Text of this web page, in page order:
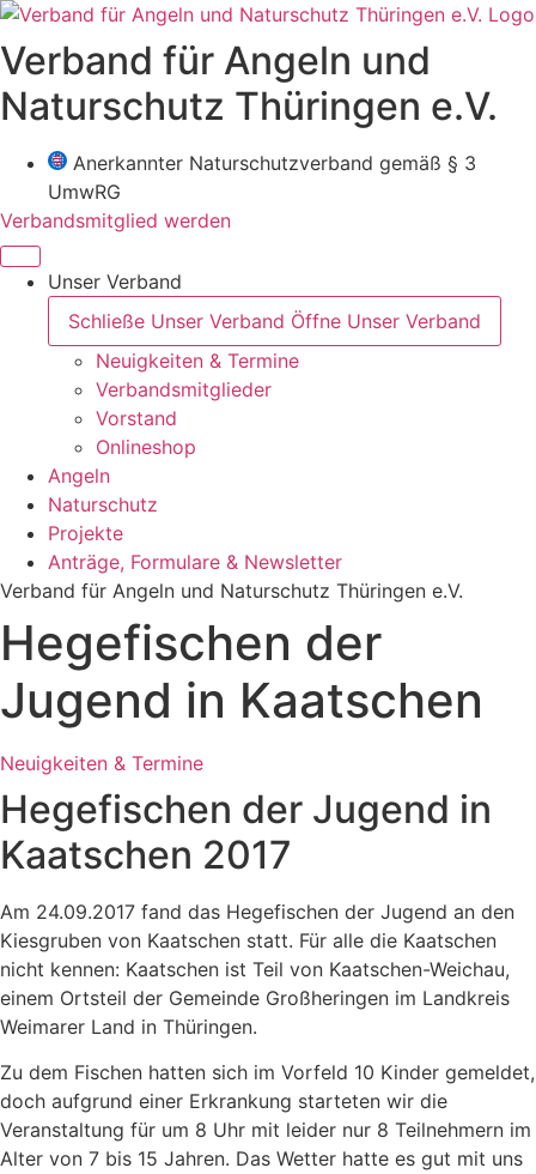
Zum
Inhalt
wechseln
Verband für Angeln und
Naturschutz Thüringen e.V.
Anerkannter Naturschutzverband gemäß § 3
UmwRG
Verbandsmitglied werden
Unser Verband
Schließe Unser Verband Öffne Unser Verband
Neuigkeiten & Termine
Verbandsmitglieder
Vorstand
Onlineshop
Angeln
Naturschutz
Projekte
Anträge, Formulare & Newsletter
Verband für Angeln und Naturschutz Thüringen e.V.
Hegefischen der
Jugend in Kaatschen
Neuigkeiten & Termine
Hegefischen der Jugend in
Kaatschen 2017
Am 24.09.2017 fand das Hegefischen der Jugend an den
Kiesgruben von Kaatschen statt. Für alle die Kaatschen
nicht kennen: Kaatschen ist Teil von Kaatschen-Weichau,
einem Ortsteil der Gemeinde Großheringen im Landkreis
Weimarer Land in Thüringen.
Zu dem Fischen hatten sich im Vorfeld 10 Kinder gemeldet,
doch aufgrund einer Erkrankung starteten wir die
Veranstaltung für um 8 Uhr mit leider nur 8 Teilnehmern im
Alter von 7 bis 15 Jahren. Das Wetter hatte es gut mit uns